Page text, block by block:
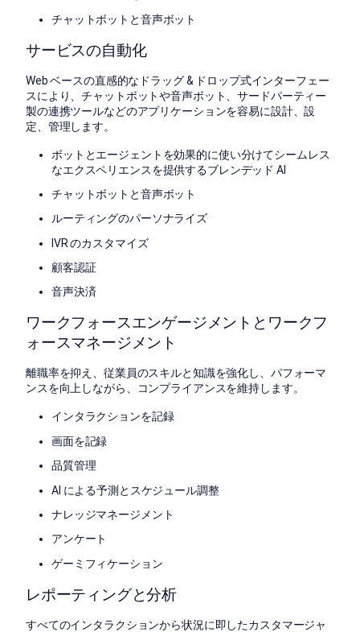
チャットボットと音声ボット
サービスの自動化
Web ベースの直感的なドラッグ & ドロップ式インターフェー
スにより、チャットボットや音声ボット、サードパーティー
製の連携ツールなどのアプリケーションを容易に設計、設
定、管理します。
ボットとエージェントを効果的に使い分けてシームレス
なエクスペリエンスを提供するブレンデッド AI
チャットボットと音声ボット
ルーティングのパーソナライズ
IVR のカスタマイズ
顧客認証
音声決済
ワークフォースエンゲージメントとワークフ
ォースマネージメント
離職率を抑え、従業員のスキルと知識を強化し、パフォーマ
ンスを向上しながら、コンプライアンスを維持します。
インタラクションを記録
画面を記録
品質管理
AI による予測とスケジュール調整
ナレッジマネージメント
アンケート
ゲーミフィケーション
レポーティングと分析
すべてのインタラクションから状況に即したカスタマージャ